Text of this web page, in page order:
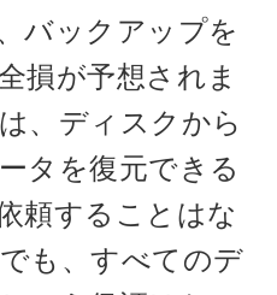
バックアップを
損が予想されま
、ディスクから
タを復元できる
頼することはな
も、すべてのデ